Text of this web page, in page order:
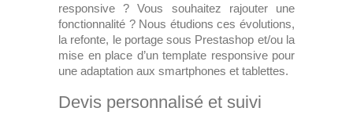
responsive ? Vous souhaitez rajouter une
fonctionnalité ? Nous étudions ces évolutions,
la refonte, le portage sous Prestashop et/ou la
mise en place d’un template responsive pour
une adaptation aux smartphones et tablettes.
Devis personnalisé et suivi